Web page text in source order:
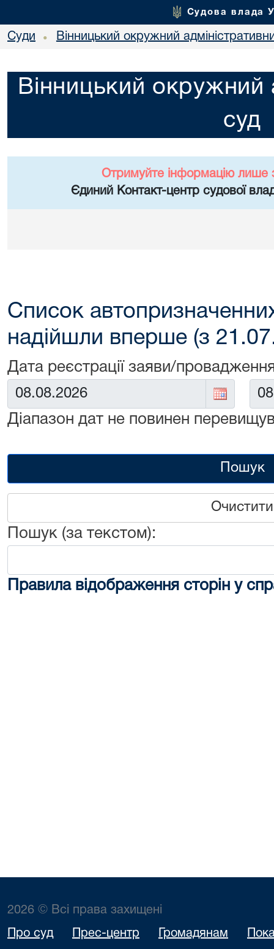
Судова влада
Суди • Вінницький окружний
Вінницький окружний
суд
Отримуйте інформацію лише
Єдиний Контакт-центр судової
Список
надійшли вперше (з
Дата реєстрації заяви/
Від: До:
Діапазон дат не повинен
Пошук
Очистити
Пошук (за текстом):
Правила відображення сторін у
2026 © Всі права захищені
Про суд Прес-центр Громадянам